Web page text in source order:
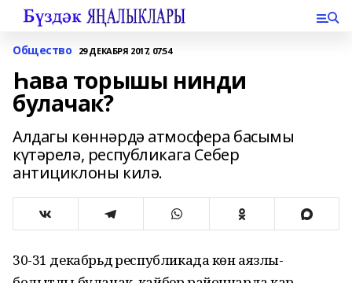
Общество 29 ДЕКАБРЯ 2017, 07:54
Һава торышы нинди
булачак?
Алдагы көннәрдә атмосфера басымы
күтәрелә, республикага Себер
антициклоны килә.
30-31 декабрьдә республикада көн аязлы-